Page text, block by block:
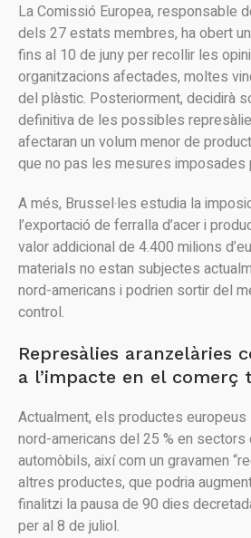
La Comissió Europea, responsable
dels 27 estats membres, ha obert
fins al 10 de juny per recollir les
organitzacions afectades, moltes
del plàstic. Posteriorment, decidirà
definitiva de les possibles
afectaran un volum menor de
que no pas les mesures imposades
A més, Brussel·les estudia la
l’exportació de ferralla d’acer i
valor addicional de 4.400 milions
materials no estan subjectes
nord-americans i podrien sortir del
control.
Represàlies aranzelàries
a l’impacte en el
Actualment, els productes
nord-americans del 25 % en sectors
automòbils, així com un gravamen
altres productes, que podria
finalitzi la pausa de 90 dies
per al 8 de juliol.